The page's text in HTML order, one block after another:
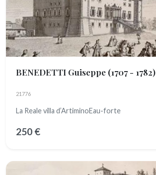
BENEDETTI Guiseppe (1707 - 1782)
21776
La Reale villa d’ArtiminoEau-forte
250 €